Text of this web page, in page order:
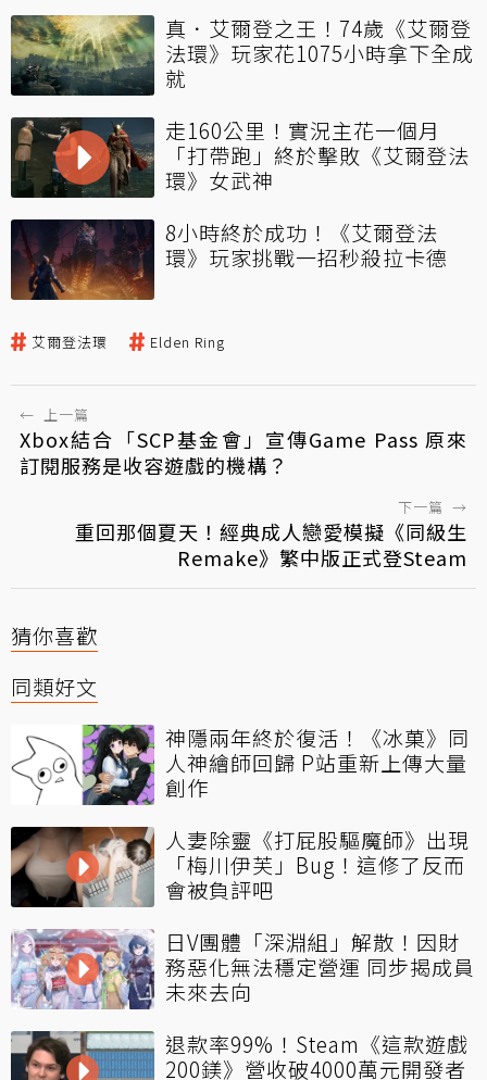
真．艾爾登之王！74歲《艾爾登
法環》玩家花1075小時拿下全成
就
走160公里！實況主花一個月
「打帶跑」終於擊敗《艾爾登法
環》女武神
8小時終於成功！《艾爾登法
環》玩家挑戰一招秒殺拉卡德
艾爾登法環 Elden Ring
← 上一篇
Xbox結合「SCP基金會」宣傳Game Pass 原來
訂閱服務是收容遊戲的機構？
下一篇 →
重回那個夏天！經典成人戀愛模擬《同級生
Remake》繁中版正式登Steam
猜你喜歡
同類好文
神隱兩年終於復活！《冰菓》同
人神繪師回歸 P站重新上傳大量
創作
人妻除靈《打屁股驅魔師》出現
「梅川伊芙」Bug！這修了反而
會被負評吧
日V團體「深淵組」解散！因財
務惡化無法穩定營運 同步揭成員
未來去向
退款率99%！Steam《這款遊戲
200鎂》營收破4000萬元開發者